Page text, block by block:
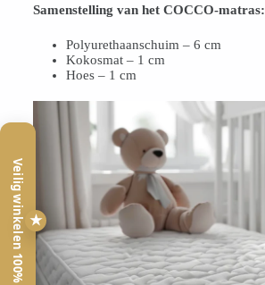
Samenstelling van het COCCO-matras:
Polyurethaanschuim – 6 cm
Kokosmat – 1 cm
Hoes – 1 cm
★
Veilig winkelen 100%